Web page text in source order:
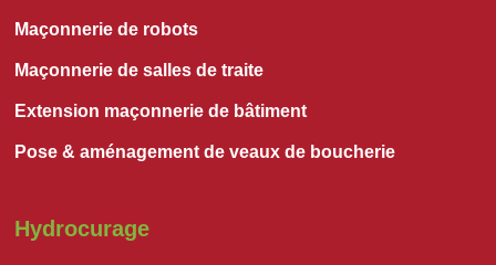
Maçonnerie de robots
Maçonnerie de salles de traite
Extension maçonnerie de bâtiment
Pose & aménagement de veaux de boucherie
Hydrocurage